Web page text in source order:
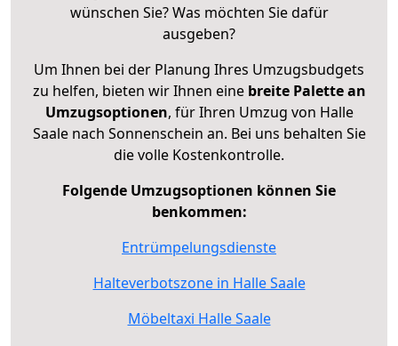
wünschen Sie? Was möchten Sie dafür
ausgeben?
Um Ihnen bei der Planung Ihres Umzugsbudgets
zu helfen, bieten wir Ihnen eine breite Palette an
Umzugsoptionen, für Ihren Umzug von Halle
Saale nach Sonnenschein an. Bei uns behalten Sie
die volle Kostenkontrolle.
Folgende Umzugsoptionen können Sie
benkommen:
Entrümpelungsdienste
Halteverbotszone in Halle Saale
Möbeltaxi Halle Saale